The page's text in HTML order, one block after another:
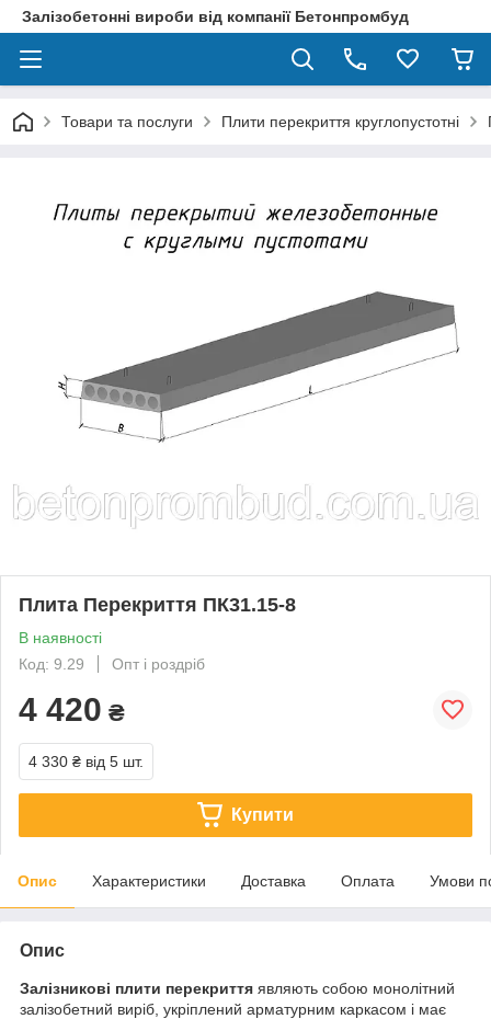
Залізобетонні вироби від компанії Бетонпромбуд
Товари та послуги Плити перекриття круглопустотні
Плита Перекриття ПК31.15-8
В наявності
Код: 9.29
Опт і роздріб
4 420 ₴
4 330 ₴ від 5 шт.
Купити
Опис Характеристики Доставка Оплата Умови
Опис
Залізникові плити перекриття являють собою монолітний
залізобетний виріб, укріплений арматурним каркасом і має